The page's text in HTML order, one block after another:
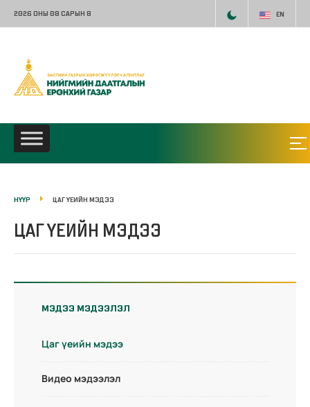
2026 ОНЫ 08 САРЫН 8 EN
НҮҮР ЦАГ ҮЕИЙН МЭДЭЭ
ЦАГ ҮЕИЙН МЭДЭЭ
МЭДЭЭ МЭДЭЭЛЭЛ
Цаг үеийн мэдээ
Видео мэдээлэл